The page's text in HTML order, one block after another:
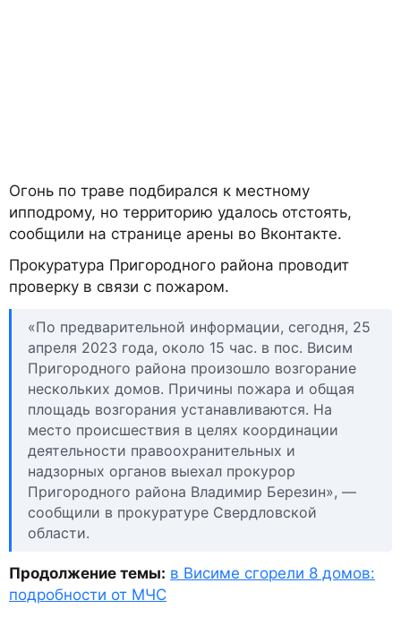
Огонь по траве подбирался к местному
ипподрому, но территорию удалось отстоять,
сообщили на странице арены во Вконтакте.
Прокуратура Пригородного района проводит
проверку в связи с пожаром.
«По предварительной информации, сегодня, 25
апреля 2023 года, около 15 час. в пос. Висим
Пригородного района произошло возгорание
нескольких домов. Причины пожара и общая
площадь возгорания устанавливаются. На
место происшествия в целях координации
деятельности правоохранительных и
надзорных органов выехал прокурор
Пригородного района Владимир Березин», —
сообщили в прокуратуре Свердловской
области.
Продолжение темы: в Висиме сгорели 8 домов:
подробности от МЧС